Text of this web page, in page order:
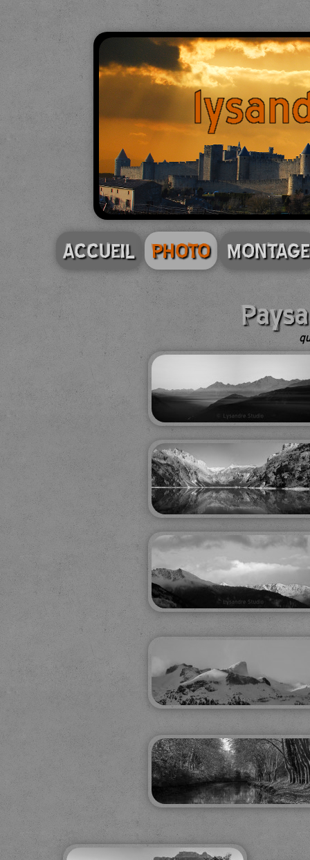
ACCUEIL PHOTO MONTAGE